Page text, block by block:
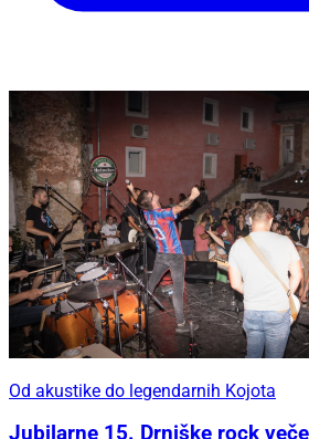
Od akustike do legendarnih Kojota
Jubilarne 15. Drniške rock